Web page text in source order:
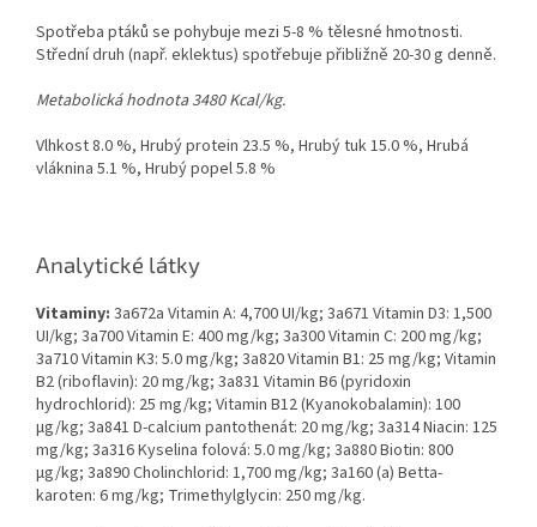
Spotřeba ptáků se pohybuje mezi 5-8 % tělesné hmotnosti.
Střední druh (např. eklektus) spotřebuje přibližně 20-30 g denně.
Metabolická hodnota 3480 Kcal/kg.
Vlhkost 8.0 %, Hrubý protein 23.5 %, Hrubý tuk 15.0 %, Hrubá
vláknina 5.1 %, Hrubý popel 5.8 %
Analytické látky
Vitaminy: 3a672a Vitamin A: 4,700 UI/kg; 3a671 Vitamin D3: 1,500
UI/kg; 3a700 Vitamin E: 400 mg/kg; 3a300 Vitamin C: 200 mg/kg;
3a710 Vitamin K3: 5.0 mg/kg; 3a820 Vitamin B1: 25 mg/kg; Vitamin
B2 (riboflavin): 20 mg/kg; 3a831 Vitamin B6 (pyridoxin
hydrochlorid): 25 mg/kg; Vitamin B12 (Kyanokobalamin): 100
µg/kg; 3a841 D-calcium pantothenát: 20 mg/kg; 3a314 Niacin: 125
mg/kg; 3a316 Kyselina folová: 5.0 mg/kg; 3a880 Biotin: 800
µg/kg; 3a890 Cholinchlorid: 1,700 mg/kg; 3a160 (a) Betta-
karoten: 6 mg/kg; Trimethylglycin: 250 mg/kg.